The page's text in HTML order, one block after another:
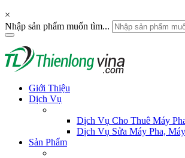
×
Nhập sản phẩm muốn tìm...
Giới Thiệu
Dịch Vụ
Dịch Vụ Cho Thuê Máy
Dịch Vụ Sửa Máy Pha,
Sản Phẩm